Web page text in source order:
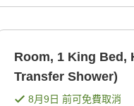
Room, 1 King Bed,
Transfer Shower)
8月9日 前可免費取消